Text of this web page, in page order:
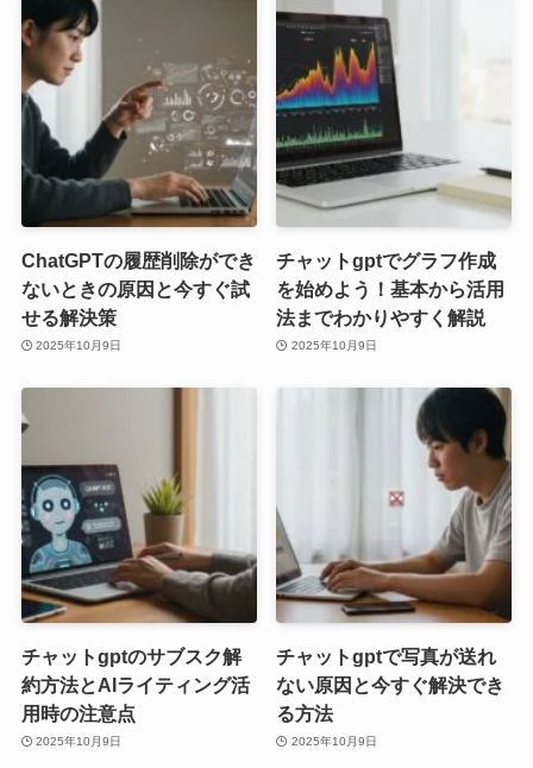
ChatGPTの履歴削除ができ
ないときの原因と今すぐ試
せる解決策
2025年10月9日
チャットgptでグラフ作成
を始めよう！基本から活用
法までわかりやすく解説
2025年10月9日
チャットgptのサブスク解
約方法とAIライティング活
用時の注意点
2025年10月9日
チャットgptで写真が送れ
ない原因と今すぐ解決でき
る方法
2025年10月9日